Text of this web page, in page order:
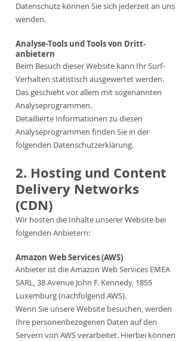
Datenschutz können Sie sich jederzeit an uns
wenden.
Analyse-Tools und Tools von Dritt­
anbietern
Beim Besuch dieser Website kann Ihr Surf-
Verhalten statistisch ausgewertet werden.
Das geschieht vor allem mit sogenannten
Analyseprogrammen.
Detaillierte Informationen zu diesen
Analyseprogrammen finden Sie in der
folgenden Datenschutzerklärung.
2. Hosting und Content
Delivery Networks
(CDN)
Wir hosten die Inhalte unserer Website bei
folgenden Anbietern:
Amazon Web Services (AWS)
Anbieter ist die Amazon Web Services EMEA
SARL, 38 Avenue John F. Kennedy, 1855
Luxemburg (nachfolgend AWS).
Wenn Sie unsere Website besuchen, werden
Ihre personenbezogenen Daten auf den
Servern von AWS verarbeitet. Hierbei können